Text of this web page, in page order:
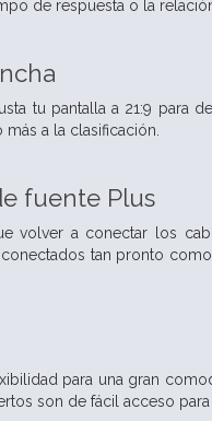
de respuesta o la
tu pantalla a 21:9 para
más a la clasificación.
fuente Plus
volver a conectar los
tan pronto
para una gran
son de fácil acceso